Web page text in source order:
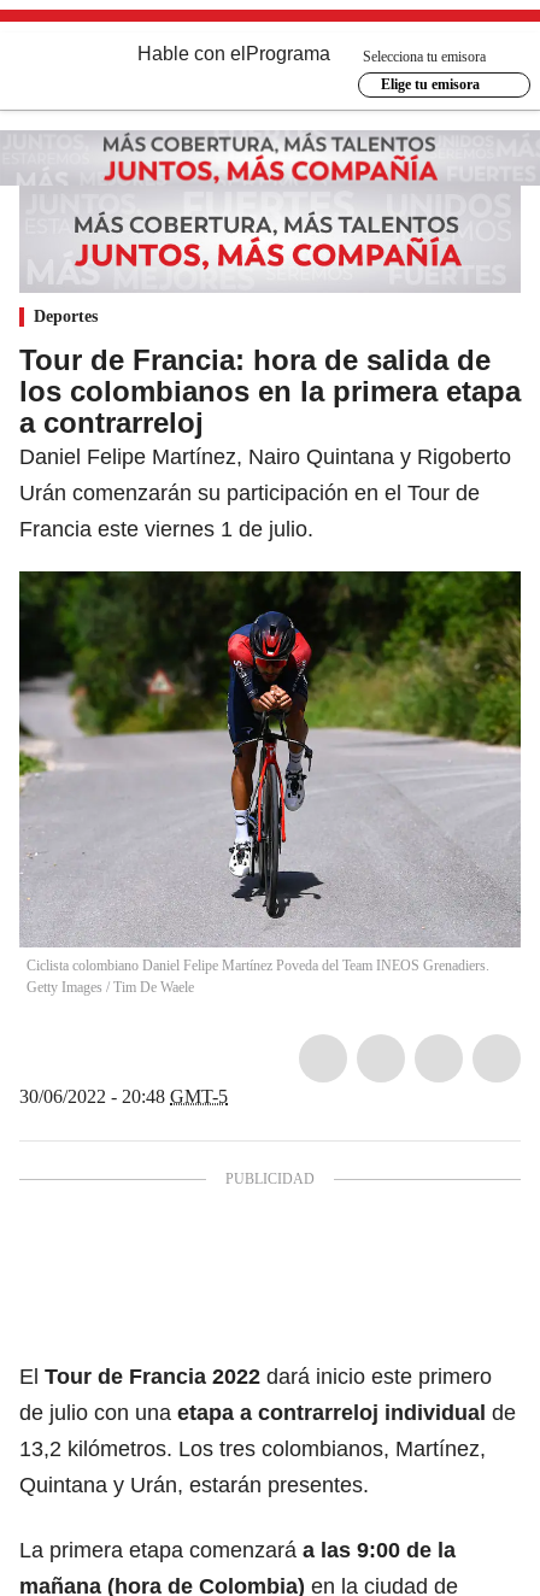
Hable con el Programa
Selecciona tu emisora
Elige tu emisora
Deportes
Tour de Francia: hora de salida de
los colombianos en la primera etapa
a contrarreloj
Daniel Felipe Martínez, Nairo Quintana y Rigoberto
Urán comenzarán su participación en el Tour de
Francia este viernes 1 de julio.
Ciclista colombiano Daniel Felipe Martínez Poveda del Team INEOS Grenadiers.
Getty Images / Tim De Waele
30/06/2022 - 20:48 GMT-5
El Tour de Francia 2022 dará inicio este primero
de julio con una etapa a contrarreloj individual de
13,2 kilómetros. Los tres colombianos, Martínez,
Quintana y Urán, estarán presentes.
La primera etapa comenzará a las 9:00 de la
mañana (hora de Colombia) en la ciudad de